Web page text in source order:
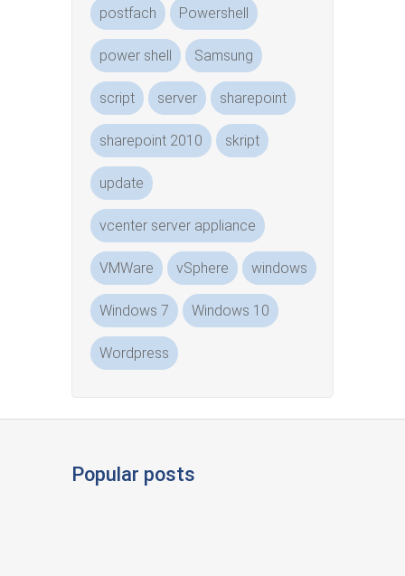
postfach Powershell
power shell Samsung
script server sharepoint
sharepoint 2010 skript
update
vcenter server appliance
VMWare vSphere windows
Windows 7 Windows 10
Wordpress
Popular posts